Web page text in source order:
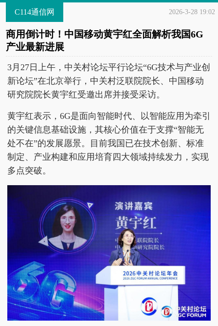
C114通信网 2026-3-28 19:02
商用倒计时！中国移动黄宇红全面解析我国6G
产业最新进展
3月27日上午，中关村论坛平行论坛“6G技术与产业创
新论坛”在北京举行，中关村泛联院院长、中国移动
研究院院长黄宇红受邀出席并接受采访。
黄宇红表示，6G是面向智能时代、以智能应用为牵引
的关键信息基础设施，其核心价值在于支撑“智能无
处不在”的发展愿景。目前我国已在技术创新、标准
制定、产业构建和应用培育四大领域持续发力，实现
多点突破。